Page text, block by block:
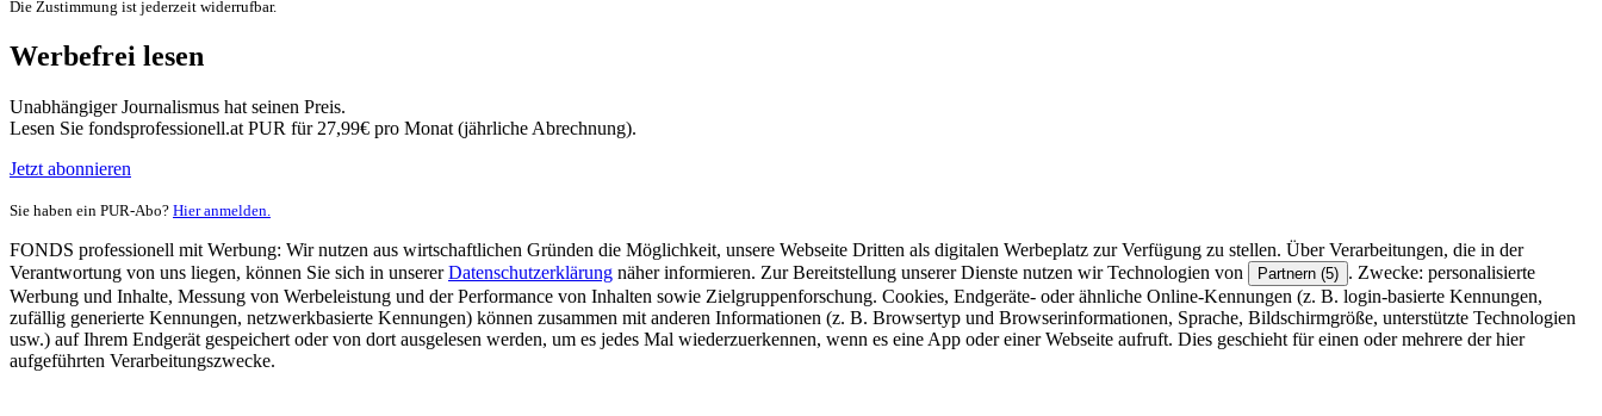
Die Zustimmung ist jederzeit widerrufbar.
Werbefrei lesen
Unabhängiger Journalismus hat seinen Preis.
Lesen Sie fondsprofessionell.at PUR für 27,99€ pro Monat (jährliche Abrechnung).
Jetzt abonnieren
Sie haben ein PUR-Abo? Hier anmelden.
FONDS professionell mit Werbung: Wir nutzen aus wirtschaftlichen Gründen die Möglichkeit, unsere Webseite Dritten als digitalen Werbeplatz zur Verfügung zu stellen. Über Verarbeitungen, die in der
Verantwortung von uns liegen, können Sie sich in unsererDatenschutzerklärung näher informieren. Zur Bereitstellung unserer Dienste nutzen wir Technologien von Partnern (5) . Zwecke: personalisierte
Werbung und Inhalte, Messung von Werbeleistung und der Performance von Inhalten sowie Zielgruppenforschung. Cookies, Endgeräte- oder ähnliche Online-Kennungen (z. B. login-basierte Kennungen,
zufällig generierte Kennungen, netzwerkbasierte Kennungen) können zusammen mit anderen Informationen (z. B. Browsertyp und Browserinformationen, Sprache, Bildschirmgröße, unterstützte Technologien
usw.) auf Ihrem Endgerät gespeichert oder von dort ausgelesen werden, um es jedes Mal wiederzuerkennen, wenn es eine App oder einer Webseite aufruft. Dies geschieht für einen oder mehrere der hier
aufgeführten Verarbeitungszwecke.